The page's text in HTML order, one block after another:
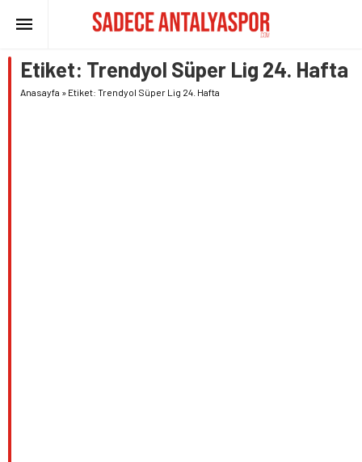
Etiket: Trendyol Süper Lig 24. Hafta
Anasayfa » Etiket: Trendyol Süper Lig 24. Hafta